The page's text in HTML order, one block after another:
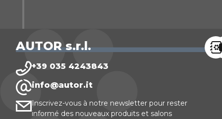
AUTOR s.r.l.
+39 035 4243843
info@autor.it
Inscrivez-vous à notre newsletter pour rester
informé des nouveaux produits et salons